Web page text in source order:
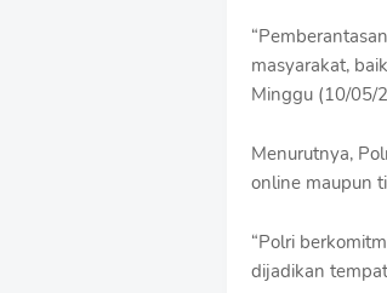
masyarakat,
Minggu (10/05/
Menurutnya,
online maupun
“Polri
dijadikan
h
r
o
f
T
m
l
a